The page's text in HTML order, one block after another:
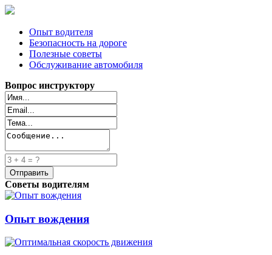
Опыт водителя
Безопасность на дороге
Полезные советы
Обслуживание автомобиля
Вопрос инструктору
Советы водителям
Опыт вождения